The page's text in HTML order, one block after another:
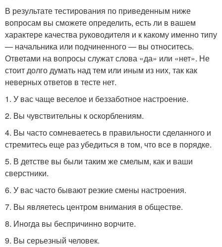
В результате тестирования по приведенным ниже
вопросам вы сможете определить, есть ли в вашем
характере качества руководителя и к какому именно типу
— начальника или подчиненного — вы относитесь.
Ответами на вопросы служат слова «да» или «нет». Не
стоит долго думать над тем или иным из них, так как
неверных ответов в тесте нет.
1. У вас чаще веселое и беззаботное настроение.
2. Вы чувствительны к оскорблениям.
4. Вы часто сомневаетесь в правильности сделанного и
стремитесь еще раз убедиться в том, что все в порядке.
5. В детстве вы были таким же смелым, как и ваши
сверстники.
6. У вас часто бывают резкие смены настроения.
7. Вы являетесь центром внимания в обществе.
8. Иногда вы беспричинно ворчите.
9. Вы серьезный человек.